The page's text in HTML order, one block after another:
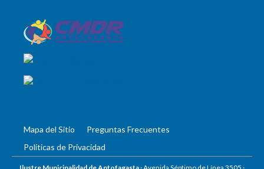
Mapa del Sitio
Preguntas Frecuentes
Políticas de Privacidad